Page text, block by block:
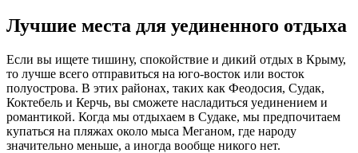
Лучшие места для уединенного отдыха
Если вы ищете тишину, спокойствие и дикий отдых в Крыму,
то лучше всего отправиться на юго-восток или восток
полуострова. В этих районах, таких как Феодосия, Судак,
Коктебель и Керчь, вы сможете насладиться уединением и
романтикой. Когда мы отдыхаем в Судаке, мы предпочитаем
купаться на пляжах около мыса Меганом, где народу
значительно меньше, а иногда вообще никого нет.